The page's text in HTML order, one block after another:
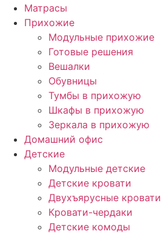
Матрасы
Прихожие
Модульные прихожие
Готовые решения
Вешалки
Обувницы
Тумбы в прихожую
Шкафы в прихожую
Зеркала в прихожую
Домашний офис
Детские
Модульные детские
Детские кровати
Двухъярусные кровати
Кровати-чердаки
Детские комоды